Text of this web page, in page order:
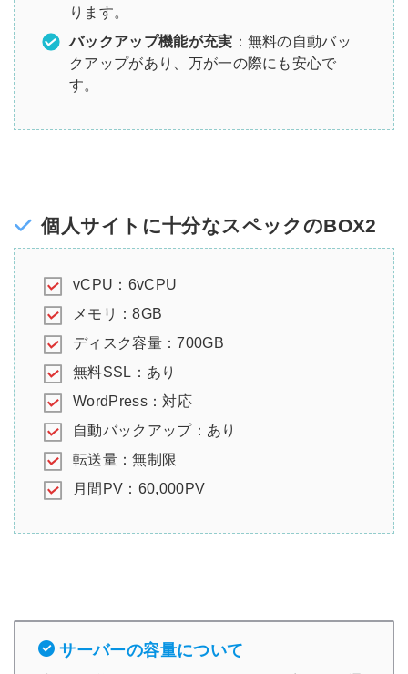
ります。
バックアップ機能が充実 ：無料の自動バッ
クアップがあり、万が一の際にも安心で
す。
個人サイトに十分なスペックのBOX2
vCPU：6vCPU
メモリ：8GB
ディスク容量：700GB
無料SSL：あり
WordPress：対応
自動バックアップ：あり
転送量：無制限
月間PV：60,000PV
サーバーの容量について